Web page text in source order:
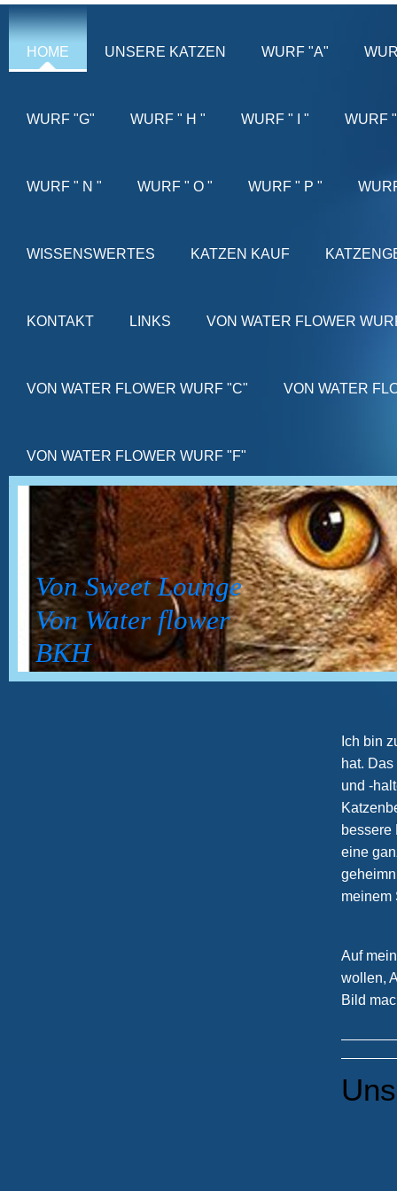
HOME UNSERE KATZEN WURF "A"
WURF "G" WURF " H " WURF " I " WURF
WURF " N " WURF " O " WURF " P "
WISSENSWERTES KATZEN KAUF
KONTAKT LINKS VON WATER FLOWER
VON WATER FLOWER WURF "C" VON WATER
VON WATER FLOWER WURF "F"
Von Sweet Lounge
Von Water flower
BKH
Ich bin
hat.
und -
bessere
eine
meinem
Auf
wollen,
Bild